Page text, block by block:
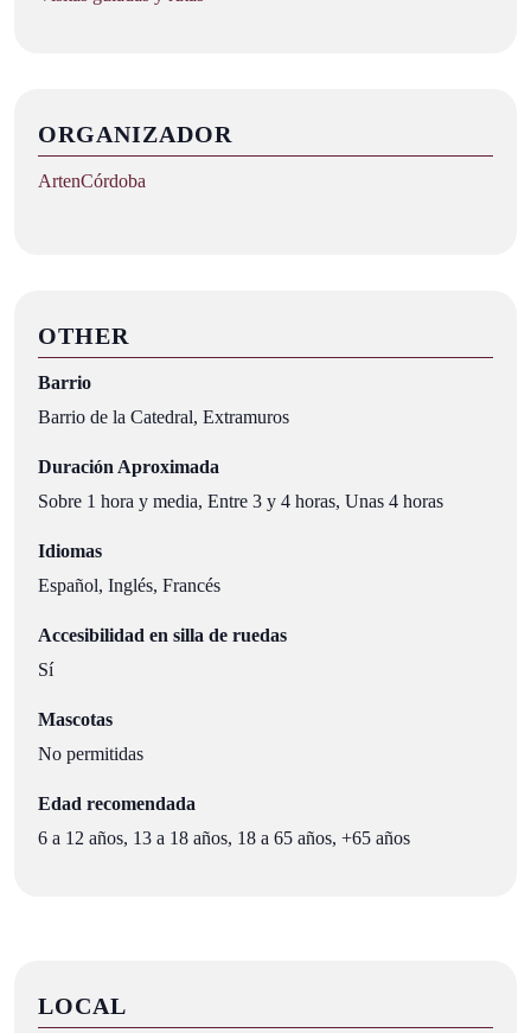
ORGANIZADOR
ArtenCórdoba
OTHER
Barrio
Barrio de la Catedral, Extramuros
Duración Aproximada
Sobre 1 hora y media, Entre 3 y 4 horas, Unas 4 horas
Idiomas
Español, Inglés, Francés
Accesibilidad en silla de ruedas
Sí
Mascotas
No permitidas
Edad recomendada
6 a 12 años, 13 a 18 años, 18 a 65 años, +65 años
LOCAL